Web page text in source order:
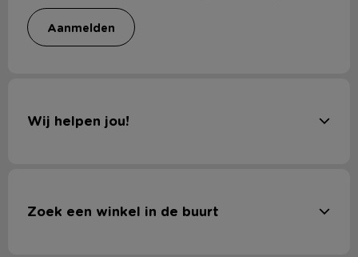
aanmelden
Wij helpen jou!
Zoek een winkel in de buurt